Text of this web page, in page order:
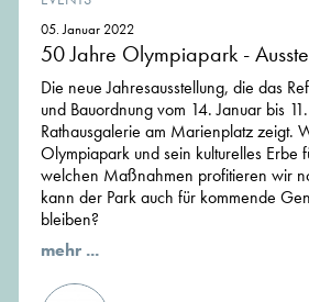
05. Januar 2022
50 Jahre Olympiapark -
Die neue Jahresausstellung, die das
und Bauordnung vom 14. Januar bis
Rathausgalerie am Marienplatz zeigt.
Olympiapark und sein kulturelles Erbe
welchen Maßnahmen profitieren wir
kann der Park auch für kommende
bleiben?
mehr ...